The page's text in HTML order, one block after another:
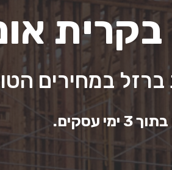
בקרית
במחירים
עסקים.